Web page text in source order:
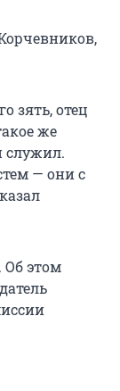
зять, отец
же
служил.
— они с
Об этом